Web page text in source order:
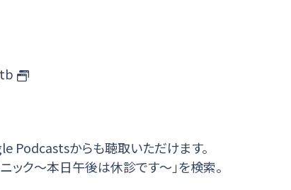
からも聴取いただけます。
ク～本日午後は休診です～」を検索。